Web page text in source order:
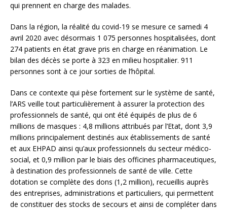
qui prennent en charge des malades.
Dans la région, la réalité du covid-19 se mesure ce samedi 4
avril 2020 avec désormais 1 075 personnes hospitalisées, dont
274 patients en état grave pris en charge en réanimation. Le
bilan des décès se porte à 323 en milieu hospitalier. 911
personnes sont à ce jour sorties de l’hôpital.
Dans ce contexte qui pèse fortement sur le système de santé,
l’ARS veille tout particulièrement à assurer la protection des
professionnels de santé, qui ont été équipés de plus de 6
millions de masques : 4,8 millions attribués par l’Etat, dont 3,9
millions principalement destinés aux établissements de santé
et aux EHPAD ainsi qu’aux professionnels du secteur médico-
social, et 0,9 million par le biais des officines pharmaceutiques,
à destination des professionnels de santé de ville. Cette
dotation se complète des dons (1,2 million), recueillis auprès
des entreprises, administrations et particuliers, qui permettent
de constituer des stocks de secours et ainsi de compléter dans